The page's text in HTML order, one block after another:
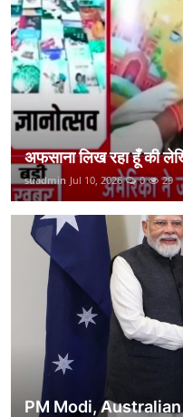
कानून
राजनीति
वीडियो
अफसाना लिख रहा हूँ की
suadmin Jul 10, 2026 0 29
PM Modi,